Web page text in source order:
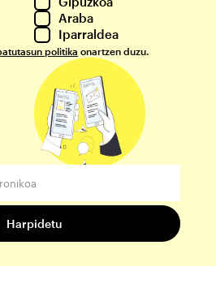
Araba
Iparraldea
politika onartzen duzu.